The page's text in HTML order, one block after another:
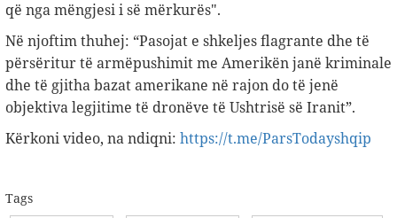
që nga mëngjesi i së mërkurës".
Në njoftim thuhej: “Pasojat e shkeljes flagrante dhe të
përsëritur të armëpushimit me Amerikën janë kriminale
dhe të gjitha bazat amerikane në rajon do të jenë
objektiva legjitime të dronëve të Ushtrisë së Iranit”.
Kërkoni video, na ndiqni: https://t.me/ParsTodayshqip
Tags